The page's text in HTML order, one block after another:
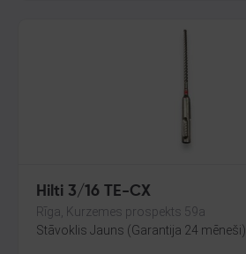
Hilti 3/16 TE-CX
Rīga, Kurzemes prospekts 59a
Stāvoklis Jauns (Garantija 24 mēneši)